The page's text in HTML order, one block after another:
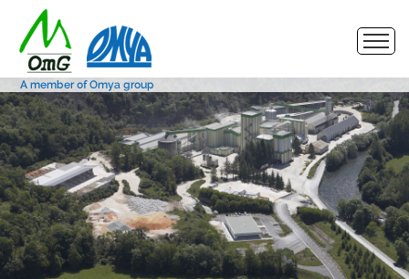
Site de production
Nos produits
Marchés
Photos